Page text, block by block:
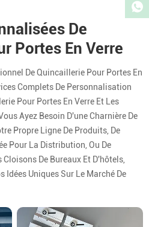
De
Portes En Verre
De Quincaillerie Pour Portes En
Complets De Personnalisation
Pour Portes En Verre Et Les
Ayez Besoin D'une Charnière De
Propre Ligne De Produits, De
Pour La Distribution, Ou De
De Bureaux Et D'hôtels,
Idées Uniques Sur Le Marché De